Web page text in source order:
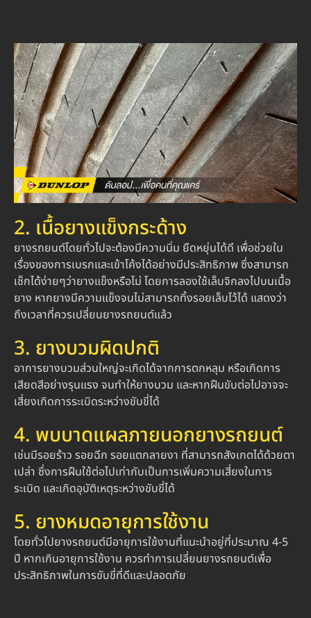
2. เนื้อยางแข็งกระด้าง
ยางรถยนต์โดยทั่วไปจะต้องมีความนิ่ม ยืดหยุ่นได้ดี เพื่อช่วยใน
เรื่องของการเบรกและเข้าโค้งได้อย่างมีประสิทธิภาพ ซึ่งสามารถ
เช็กได้ง่ายๆว่ายางแข็งหรือไม่ โดยการลองใช้เล็บจิกลงไปบนเนื้อ
ยาง หากยางมีความแข็งจนไม่สามารถทิ้งรอยเล็บไว้ได้ แสดงว่า
ถึงเวลาที่ควรเปลี่ยนยางรถยนต์แล้ว
3. ยางบวมผิดปกติ
อาการยางบวมส่วนใหญ่จะเกิดได้จากการตกหลุม หรือเกิดการ
เสียดสีอย่างรุนแรง จนทำให้ยางบวม และหากฝืนขับต่อไปอาจจะ
เสี่ยงเกิดการระเบิดระหว่างขับขี่ได้
4. พบบาดแผลภายนอกยางรถยนต์
เช่นมีรอยร้าว รอยฉีก รอยแตกลายงา ที่สามารถสังเกตได้ด้วยตา
เปล่า ซึ่งการฝืนใช้ต่อไปเท่ากับเป็นการเพิ่มความเสี่ยงในการ
ระเบิด และเกิดอุบัติเหตุระหว่างขับขี่ได้
5. ยางหมดอายุการใช้งาน
โดยทั่วไปยางรถยนต์มีอายุการใช้งานที่แนะนำอยู่ที่ประมาณ 4-5
ปี หากเกินอายุการใช้งาน ควรทำการเปลี่ยนยางรถยนต์เพื่อ
ประสิทธิภาพในการขับขี่ที่ดีและปลอดภัย